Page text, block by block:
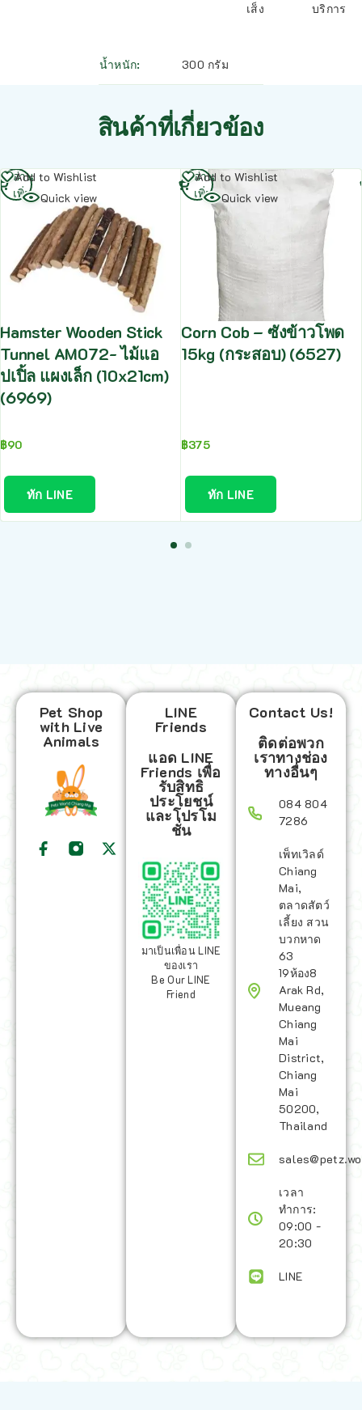
เส็ง
บริการ
น้ำหนัก 300 กรัม
สินค้าที่เกี่ยวข้อง
Add to Wishlist
Quick view
Hamster Wooden Stick
Tunnel AM072- ไม้แอ
ปเปิ้ล แผงเล็ก (10x21cm)
(6969)
฿90
ทัก LINE
อ่าน
เพิ่ม
Add to Wishlist
Quick view
Corn Cob – ซังข้าวโพด
15kg (กระสอบ) (6527)
฿375
ทัก LINE
อ่าน
เพิ่ม
Pet Shop
with Live
Animals
LINE
Friends
แอด LINE
Friends เพื่อ
รับสิทธิ
ประโยชน์
และโปรโม
ชั่น
มาเป็นเพื่อน LINE
ของเรา
Be Our LINE
Friend
Contact Us!
ติดต่อพวก
เราทางช่อง
ทางอื่นๆ
084 804
7286
เพ็ทเวิลด์
Chiang
Mai,
ตลาดสัตว์
เลี้ยง สวน
บวกหาด
63
19ห้อง8
Arak Rd,
Mueang
Chiang
Mai
District,
Chiang
Mai
50200,
Thailand
เวลา
ทำการ:
09:00 -
20:30
LINE